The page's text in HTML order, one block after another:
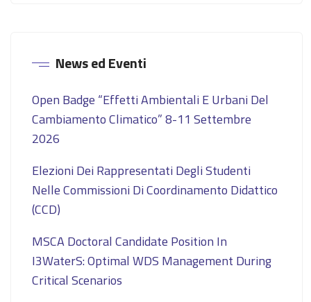
News ed Eventi
Open Badge “Effetti Ambientali E Urbani Del
Cambiamento Climatico” 8-11 Settembre
2026
Elezioni Dei Rappresentati Degli Studenti
Nelle Commissioni Di Coordinamento Didattico
(CCD)
MSCA Doctoral Candidate Position In
I3WaterS: Optimal WDS Management During
Critical Scenarios